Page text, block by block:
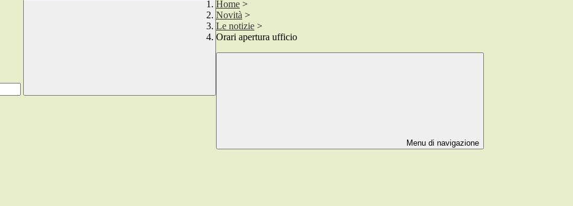
Home >
Novità >
Le notizie >
Orari apertura ufficio
Menu di navigazione